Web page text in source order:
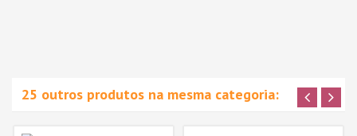
25 outros produtos na mesma categoria: